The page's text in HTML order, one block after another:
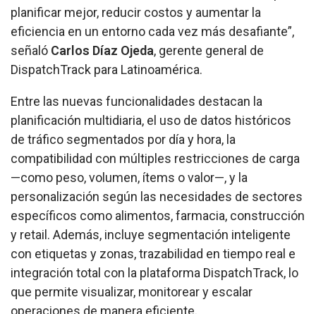
planificar mejor, reducir costos y aumentar la
eficiencia en un entorno cada vez más desafiante”,
señaló Carlos Díaz Ojeda, gerente general de
DispatchTrack para Latinoamérica.
Entre las nuevas funcionalidades destacan la
planificación multidiaria, el uso de datos históricos
de tráfico segmentados por día y hora, la
compatibilidad con múltiples restricciones de carga
—como peso, volumen, ítems o valor—, y la
personalización según las necesidades de sectores
específicos como alimentos, farmacia, construcción
y retail. Además, incluye segmentación inteligente
con etiquetas y zonas, trazabilidad en tiempo real e
integración total con la plataforma DispatchTrack, lo
que permite visualizar, monitorear y escalar
operaciones de manera eficiente.